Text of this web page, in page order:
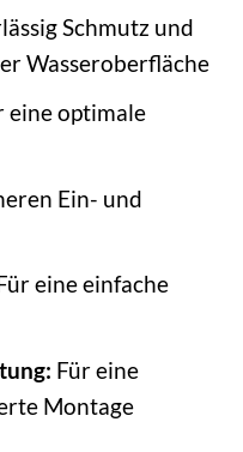
Schmutz und
Wasseroberfläche
eine optimale
Ein- und
eine einfache
Für eine
Montage